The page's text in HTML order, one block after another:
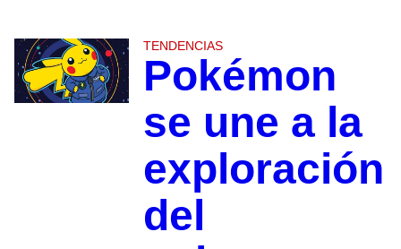
TENDENCIAS
Pokémon
se une a la
exploración
del